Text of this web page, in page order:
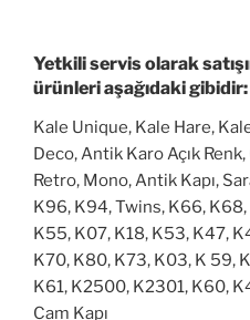
Yetkili servis olarak
ürünleri aşağıdaki gibidir:
Kale Unique, Kale Hare,
Deco, Antik Karo Açık
Retro, Mono, Antik Kapı,
K96, K94, Twins, K66,
K55, K07, K18, K53, K47,
K70, K80, K73, K03, K 59,
K61, K2500, K2301, K60,
Cam Kapı